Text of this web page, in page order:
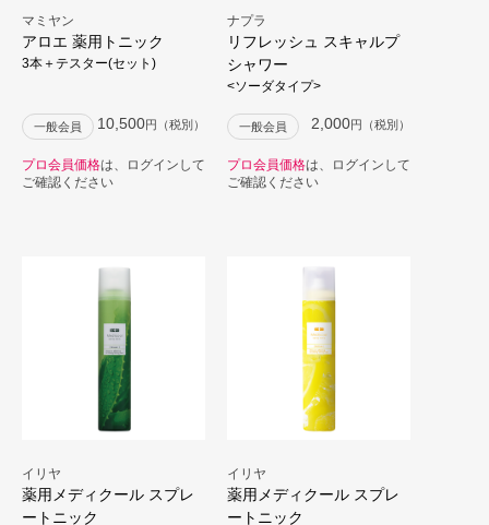
マミヤン
アロエ 薬用トニック
3本＋テスター(セット)
一般会員 10,500円（税別）
プロ会員価格は、ログインして
ご確認ください
ナプラ
リフレッシュ スキャルプ
シャワー
<ソーダタイプ>
一般会員 2,000円（税別）
プロ会員価格は、ログインして
ご確認ください
イリヤ
薬用メディクール スプレ
ートニック
イリヤ
薬用メディクール スプレ
ートニック